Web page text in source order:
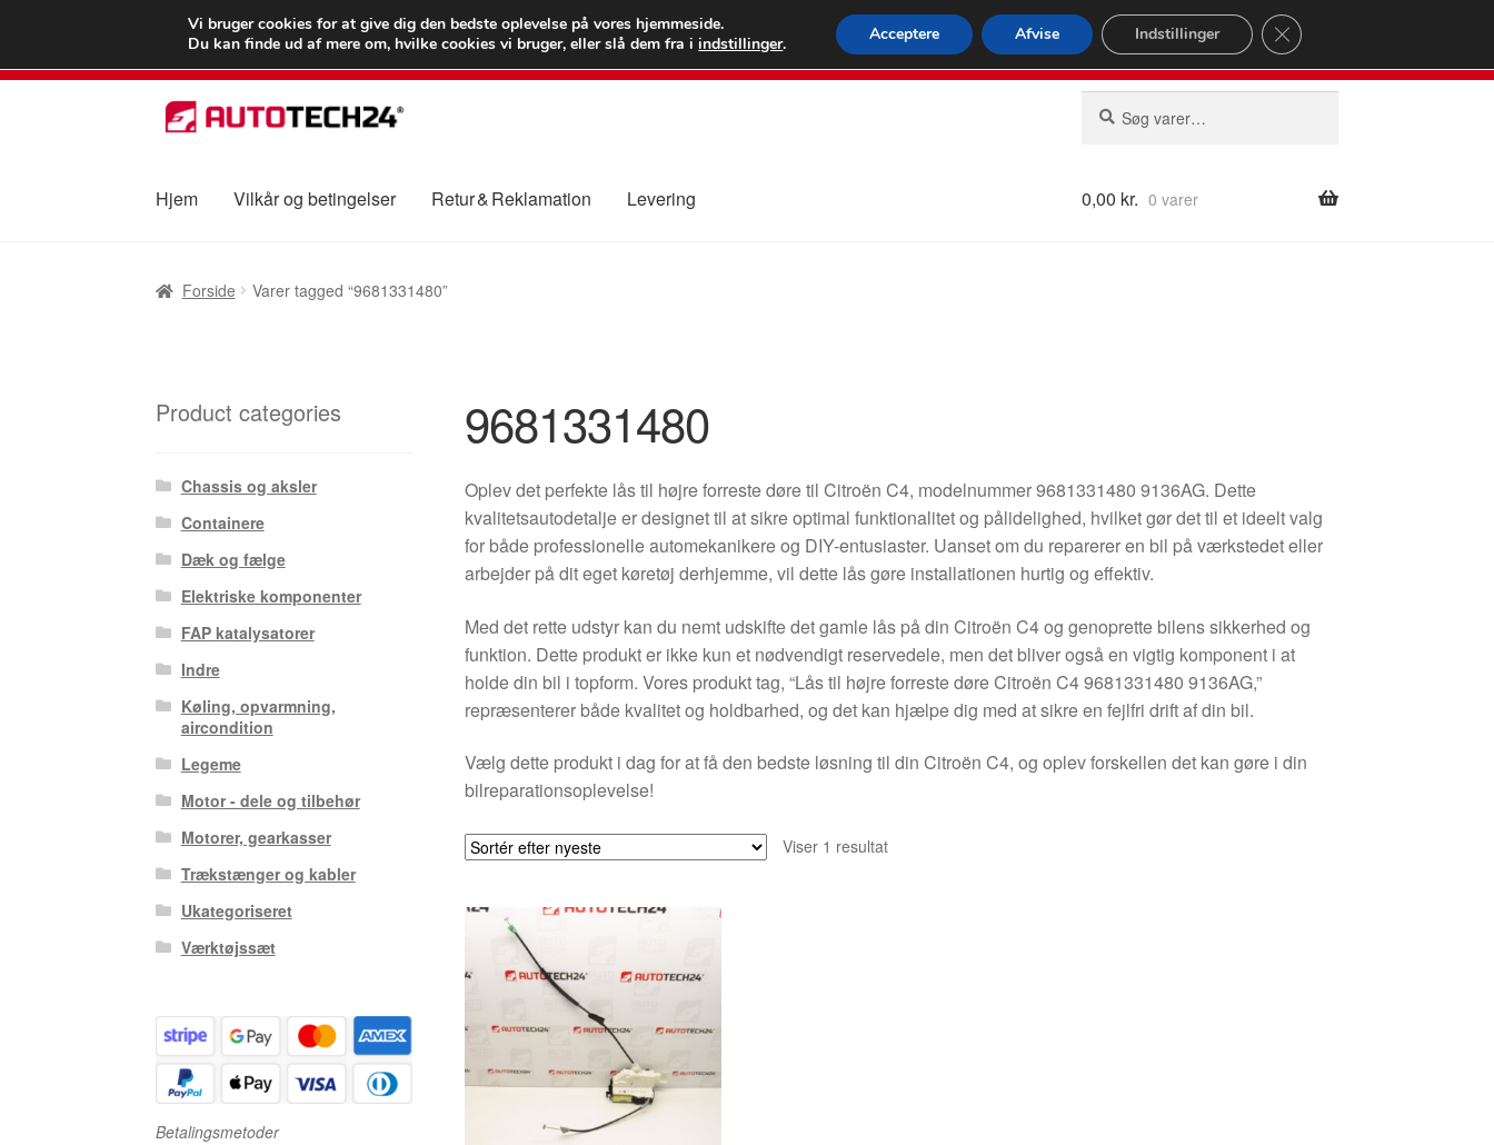
LEVERING fra 55 kr.
FEDEX verdensomspændende forsendelse
80 82 72 02Man-fre 9-16
Spring
til
Spring
til
efter:
Hjem Vilkår og betingelser Retur & Reklamation Levering 0,00 kr. 0 varer
Forside Varer tagged “9681331480”
9681331480
Oplev det perfekte lås til højre forreste døre til Citroën C4, modelnummer 9681331480 9136AG. Dette
kvalitetsautodetalje er designet til at sikre optimal funktionalitet og pålidelighed, hvilket gør det til et ideelt valg
for både professionelle automekanikere og DIY-entusiaster. Uanset om du reparerer en bil på værkstedet eller
arbejder på dit eget køretøj derhjemme, vil dette lås gøre installationen hurtig og effektiv.
Med det rette udstyr kan du nemt udskifte det gamle lås på din Citroën C4 og genoprette bilens sikkerhed og
funktion. Dette produkt er ikke kun et nødvendigt reservedele, men det bliver også en vigtig komponent i at
holde din bil i topform. Vores produkt tag, “Lås til højre forreste døre Citroën C4 9681331480 9136AG,”
repræsenterer både kvalitet og holdbarhed, og det kan hjælpe dig med at sikre en fejlfri drift af din bil.
Vælg dette produkt i dag for at få den bedste løsning til din Citroën C4, og oplev forskellen det kan gøre i din
bilreparationsoplevelse!
Viser 1 resultat
Product categories
Chassis og aksler
Containere
Dæk og fælge
Elektriske komponenter
FAP katalysatorer
Indre
Køling, opvarmning,
aircondition
Legeme
Motor - dele og tilbehør
Motorer, gearkasser
Trækstænger og kabler
Ukategoriseret
Værktøjssæt
Betalingsmetoder
Vi bruger cookies for at give dig den bedste oplevelse på vores hjemmeside.
Du kan finde ud af mere om, hvilke cookies vi bruger, eller slå dem fra iindstillinger. Acceptere Afvise Indstillinger Close GDPR Cookie Banner